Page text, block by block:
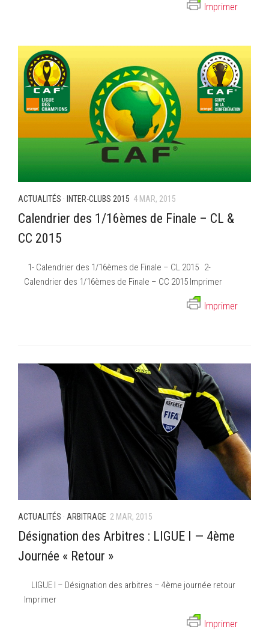
Imprimer
ACTUALITÉS · INTER-CLUBS 2015 4 MAR, 2015
Calendrier des 1/16èmes de Finale – CL &
CC 2015
1- Calendrier des 1/16èmes de Finale – CL 2015 2-
Calendrier des 1/16èmes de Finale – CC 2015 Imprimer
Imprimer
ACTUALITÉS · ARBITRAGE 2 MAR, 2015
Désignation des Arbitres : LIGUE I — 4ème
Journée « Retour »
LIGUE I – Désignation des arbitres – 4ème journée retour
Imprimer
Imprimer